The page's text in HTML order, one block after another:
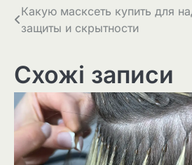
Навігація
записів
Какую масксеть купить для
защиты и скрытности
Схожі записи